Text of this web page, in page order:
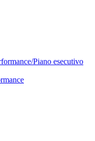
Piano esecutivo